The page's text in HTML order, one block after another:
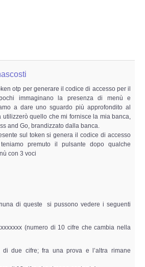
Stradale
OSINT
Forense
otp per generare il codice di accesso per il
immaginano la presenza di menù e
a dare uno sguardo più approfondito al
utilizzerò quello che mi fornisce la mia banca,
and Go, brandizzato dalla banca.
sul token si genera il codice di accesso
premuto il pulsante dopo qualche
con 3 voci
di queste si pussono vedere i seguenti
(numero di 10 cifre che cambia nella
di due cifre; fra una prova e l’altra rimane